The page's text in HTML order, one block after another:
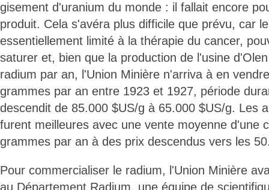
gisement d'uranium du monde : il fallait encore
produit. Cela s'avéra plus difficile que prévu, car
essentiellement limité à la thérapie du cancer,
saturer et, bien que la production de l'usine
radium par an, l'Union Minière n'arriva à en
grammes par an entre 1923 et 1927, période
descendit de 85.000 $US/g à 65.000 $US/g. Les
furent meilleures avec une vente moyenne d'une
grammes par an à des prix descendus vers les
Pour commercialiser le radium, l'Union Minière
au Département Radium, une équipe de